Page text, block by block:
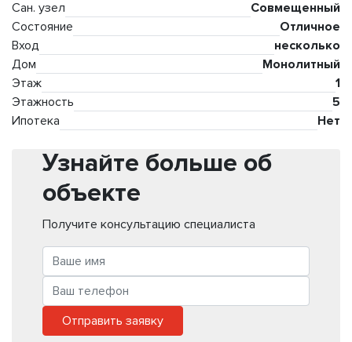
Сан. узел
Совмещенный
Состояние
Отличное
Вход
несколько
Дом
Монолитный
Этаж
1
Этажность
5
Ипотека
Нет
Узнайте больше об
объекте
Получите консультацию специалиста
Отправить заявку